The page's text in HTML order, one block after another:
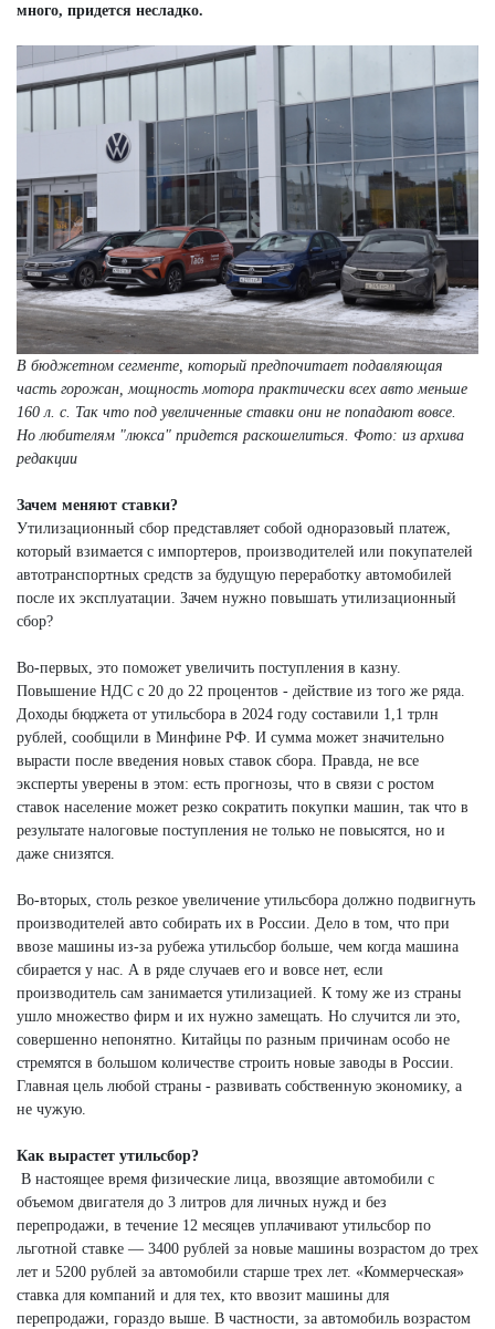
много, придется несладко.
В бюджетном сегменте, который предпочитает подавляющая
часть горожан, мощность мотора практически всех авто меньше
160 л. с. Так что под увеличенные ставки они не попадают вовсе.
Но любителям "люкса" придется раскошелиться. Фото: из архива
редакции
Зачем меняют ставки?
Утилизационный сбор представляет собой одноразовый платеж,
который взимается с импортеров, производителей или покупателей
автотранспортных средств за будущую переработку автомобилей
после их эксплуатации. Зачем нужно повышать утилизационный
сбор?
Во-первых, это поможет увеличить поступления в казну.
Повышение НДС с 20 до 22 процентов - действие из того же ряда.
Доходы бюджета от утильсбора в 2024 году составили 1,1 трлн
рублей, сообщили в Минфине РФ. И сумма может значительно
вырасти после введения новых ставок сбора. Правда, не все
эксперты уверены в этом: есть прогнозы, что в связи с ростом
ставок население может резко сократить покупки машин, так что в
результате налоговые поступления не только не повысятся, но и
даже снизятся.
Во-вторых, столь резкое увеличение утильсбора должно подвигнуть
производителей авто собирать их в России. Дело в том, что при
ввозе машины из-за рубежа утильсбор больше, чем когда машина
сбирается у нас. А в ряде случаев его и вовсе нет, если
производитель сам занимается утилизацией. К тому же из страны
ушло множество фирм и их нужно замещать. Но случится ли это,
совершенно непонятно. Китайцы по разным причинам особо не
стремятся в большом количестве строить новые заводы в России.
Главная цель любой страны - развивать собственную экономику, а
не чужую.
Как вырастет утильсбор?
В настоящее время физические лица, ввозящие автомобили с
объемом двигателя до 3 литров для личных нужд и без
перепродажи, в течение 12 месяцев уплачивают утильсбор по
льготной ставке — 3400 рублей за новые машины возрастом до трех
лет и 5200 рублей за автомобили старше трех лет. «Коммерческая»
ставка для компаний и для тех, кто ввозит машины для
перепродажи, гораздо выше. В частности, за автомобиль возрастом